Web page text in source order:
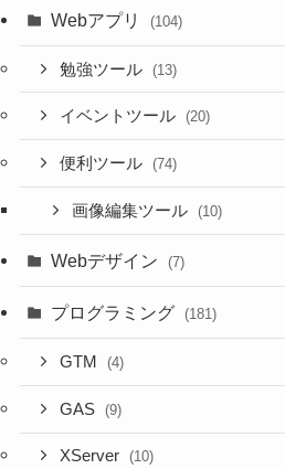
Webアプリ (104)
勉強ツール (13)
イベントツール (20)
便利ツール (74)
画像編集ツール (10)
Webデザイン (7)
プログラミング (181)
GTM (4)
GAS (9)
XServer (10)